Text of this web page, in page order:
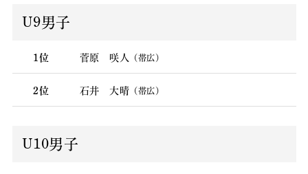
U9男子
1位 菅原 咲人 （帯広）
2位 石井 大晴 （帯広）
U10男子